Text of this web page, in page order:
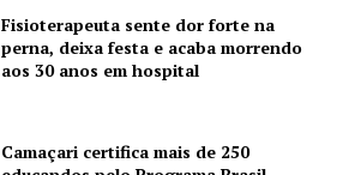
Fisioterapeuta sente dor forte na
perna, deixa festa e acaba morrendo
aos 30 anos em hospital
Camaçari certifica mais de 250